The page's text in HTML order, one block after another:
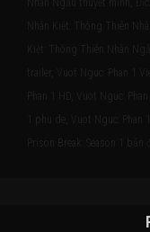
Nhân Ngẫu thuyết minh,
Nhân Kiệt: Thông Thiên
Kiệt: Thông Thiên Nhân
trailer, Vuot Nguc: Phan 1
Phan 1 HD, Vuot Nguc:
1 phu de, Vuot Nguc: Phan
Prison Break: Season 1